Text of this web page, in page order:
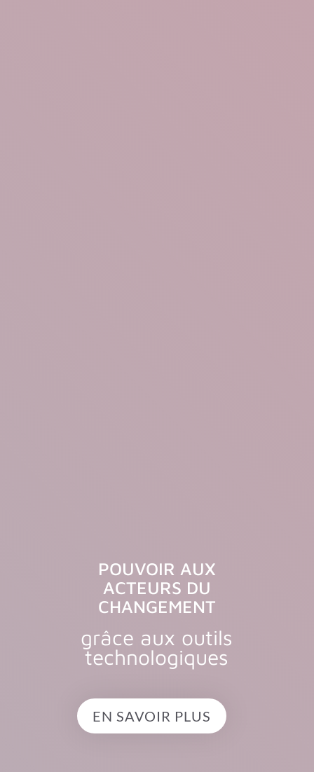
POUVOIR AUX
ACTEURS DU
CHANGEMENT
grâce aux outils
technologiques
EN SAVOIR PLUS